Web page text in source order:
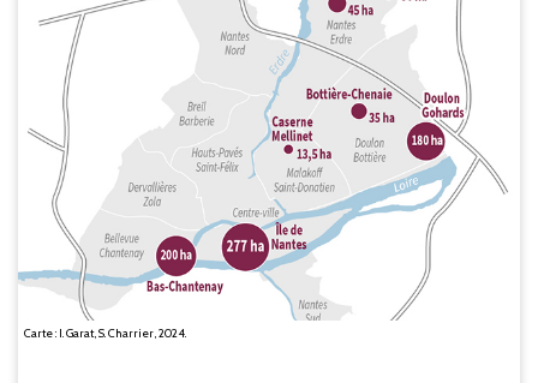
Carte : I. Garat, S. Charrier, 2024.